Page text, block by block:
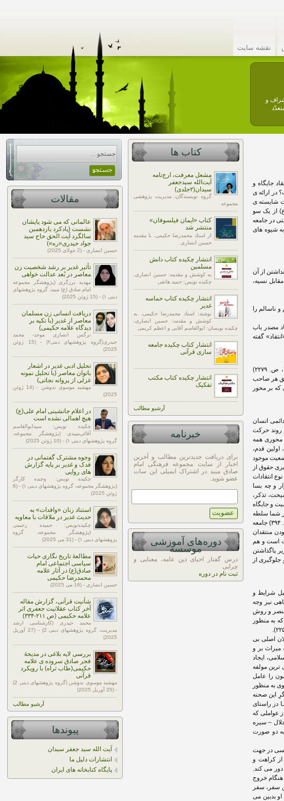
نقشه سایت
با اشراف و
جایگاه و
در ارائه ی
شایسته ی
از یک سو
در جامعه
شیوه های
از آن
نسیه،
را
مصدر باب
گفته
عدالت در لغت به معنای دادکردن، دادگر بودن، انصاف داشتن، دادگری. (معین، محمد، فرهنگ فارسی معین ، ج ۲، ص. ۲۲۷۹)
حق هر صاحب
ای که بر محور
انسان
روند حرکت
محوری همه
قدم،
موجود
بازپس گیری حقوق از
انتقادات
و چه ‌بسا
تذکر،
و جایگاه
شما سلطه
خواهند یافت و آن گاه، هر چند نیکوکردارتان دعا کند، به اجابت نخواهد رسید.» ( عاملی، حر، وسائل الشیعه، ج. ۱۱، ص. ۳۹۴) جامعه
منتقدان
است و هم
پاگذاشتن
از
شرایط و
نیز وجه
عنصر و روش
به منظور
اصلی بی
میراث بر و
ایجاد
مولفه
را عامل
به منظور
این صحنه
دز راستای
عواملی که
– سیره
منتقدانه ی ایشان به دو صورت
در جهت
کراهت و
می کند.
هنگام خروج
سفر، سفر
بدبین می
مقالات
عالمانی که می شود پایشان
نشست (یادکرد یازدهمین
سالگرد آیت الحق حاج سید
جواد حیدری«ره»)
حسین انصاری - (2 جولای 2025)
تأثیر غدیر بر رشد شخصیت زن
معاصر در بُعد عدالت خواهی
مهدیه برزگری (پژوهشگر مجموعه
امام صادق (ع) میبد، گروه پژوهشهای
دینی ۱) - (15 ژوئن 2025)
دریافت انسانی زن مسلمان
معاصر از غدیر (با تکیه بر
دیدگاه علامه حکیمی)
نرگس انصاری موحد- محمد
حیدری(گروه پژوهشهای دینی۲) - (15 ژوئن
2025)
تحلیل ادبی غدیر در اشعار
بانوان معاصر (با تحلیل نمونه
غزلی از پروانه نجاتی)
مهشید موسوی ندوشن - (14 ژوئن
2025)
در اعلام جانشینی امام علی(ع)
هیچ اهمالی نشده است
چکیده نویس: سیدابوالقاسم
آقائی‌میبدی (پژوهشگر مجموعه،
گروه پژوهشهای دینی ۱) - (10 ژوئن 2025)
وجوه مشترک گفتمانی در
فدک و غدیر بر پایه گزارش
های روایی
چکیده نویس: وحیده کارگر
(پژوهشگر مجموعه، گروه پژوهشهای دینی ۱) - (6
ژوئن 2025)
استناد زنان «وافدات» به
حدیث غدیر در ملاقات با معاویه
چکیده‌نویس: حمیده رحیمی
(پژوهشگر مجموعه، گروه
پژوهشهای دینی ۱) - (31 می 2025)
مطالعۀ تاریخ نگاری حیات
سیاسی اجتماعی امام
صادق(ع) در آثار علامه
محمدرضا حکیمی
حسین انصاری - (16 می 2025)
شأنیت قرآنی، گزارش مقاله
آخر کتاب عقلانیت جعفری اثر
علامه حکیمی (ص ۲۱۱-۳۳۴)
محمد حیدری (کارشناسی ارشد
مدیریت، گروه پژوهشهای دینی 2) - (27 آوریل
2025)
بررسی لایه بلاغی در مدیحۀ
فجر صادق سروده ی علامه
حکیمی(طاب ثراه) با رویکرد
قرآنی
مهشید موسوی ندوشن (گروه پژوهشهای دینی 2)
- (25 آوریل 2025)
آرشیو مطالب
پیوندها
آیت الله سید جعفر سیدان
انتشارات دلیل ما
پایگاه کتابخانه های ایران
کتاب ها
مشعل معرفت، ارج‌نامه
آیت‌الله سیدجعفر
سیدان(۲جلدی)
گروه نویسندگان، مدیریت پژوهشی
مجموعه
کتاب «ایمان فیلسوفان»
منتشر شد
از استاد محمدرضا حکیمی، با مقدمه
حسین انصاری.
انتشار چکیده کتاب دانش
مسلمین
به کوشش و مقدمه: حسین انصاری،
چکیده نویس: حمید هاتفی
انتشار چکیده کتاب حماسه
غدیر
نوشته: استاد محمدرضا حکیمی، به
کوشش و مقدمه: حسین انصاری،
چکیده نویسان: ابوالقاسم آقایی و اعظم کریمی
انتشار کتاب چکیده جامعه
سازی قرآنی
انتشار چکیده کتاب مکتب
تفکیک
آرشيو مطالب
خبرنامه
برای دریافت جدیدترین مطالب و آخرین
اخبار از سایت مجموعه فرهنگی امام
صادق میبد در اشتراک ایمیلی این سات
عضو شوید.
دوره‌های آموزشی
موسسه
درس گفتار احیای دین عامه، معنایی و
چرایی
ثبت نام در دوره